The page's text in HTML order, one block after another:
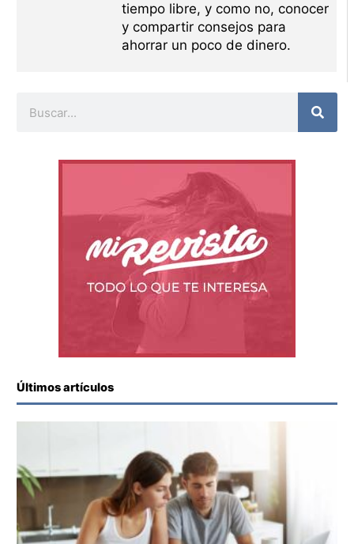
tiempo libre, y como no, conocer
y compartir consejos para
ahorrar un poco de dinero.
Últimos artículos